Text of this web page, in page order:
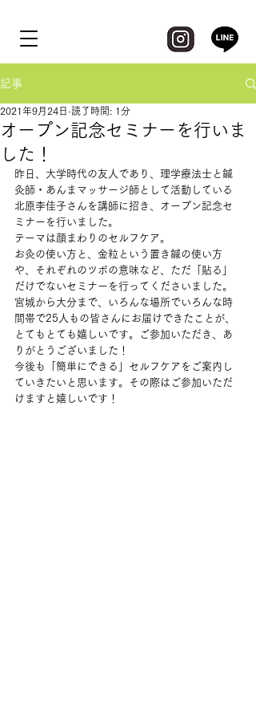
記事
オープン記念セミナーを行いま
した！
2021年9月24日 読了時間: 1分
昨日、大学時代の友人であり、理学療法士と鍼
灸師・あんまマッサージ師として活動している
北原李佳子さんを講師に招き、オープン記念セ
ミナーを行いました。
テーマは顔まわりのセルフケア。
お灸の使い方と、金粒という置き鍼の使い方
や、それぞれのツボの意味など、ただ「貼る」
だけでないセミナーを行ってくださいました。
宮城から大分まで、いろんな場所でいろんな時
間帯で25人もの皆さんにお届けできたことが、
とてもとても嬉しいです。ご参加いただき、あ
りがとうございました！
今後も「簡単にできる」セルフケアをご案内し
ていきたいと思います。その際はご参加いただ
けますと嬉しいです！